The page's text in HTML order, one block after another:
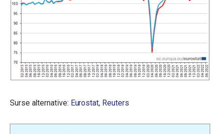
Surse alternative: Eurostat, Reuters